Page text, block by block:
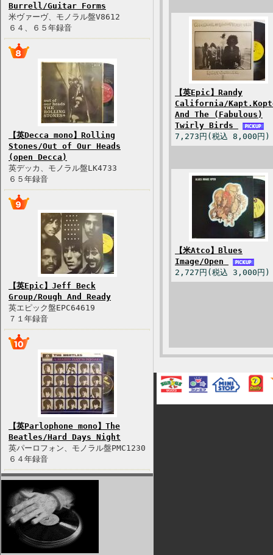
Burrell/Guitar Forms
米ヴァーヴ、モノラル盤V8612
６４、６５年録音
【英Decca mono】Rolling
Stones/Out of Our Heads
(open Decca)
英デッカ、モノラル盤LK4733
６５年録音
【英Epic】Jeff Beck
Group/Rough And Ready
英エピック盤EPC64619
７１年録音
【英Parlophone mono】The
Beatles/Hard Days Night
英パーロフォン、モノラル盤PMC1230
６４年録音
【英Epic】Randy
California/
And The (Fabulous)
Twirly Birds
7,273円(税込 8,000円)
【米Atco】Blues
Image/Open
2,727円(税込 3,000円)